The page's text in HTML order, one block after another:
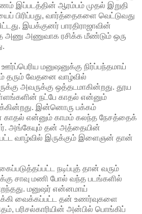
இப்படத்தின் ஆரம்பம் முதல் இறுதி
பிரிப்பது, வார்த்தைகளை வெட்டுவது
இயக்குனர் பாரதிராஜாவின்
அணுவாக ரசிக்க மீண்டும் ஒரு
மனுஷனுக்கு நிர்ப்பந்தமாய்
தரும் வேதனை வாழ்வில்
அவருக்கு ஒத்தடமாகின்றது. தூய
நட்பே காதல் என்னும்
இன்னொரு பக்கம்
என்னும் காமம் கலந்த நேசத்தைக்
அங்கேயும் தன் அத்தையின்
வாழ்வில் இருக்கும் இளைஞன் தான்
நடிப்புத் தான் வரும்
சாவு மணி போல் வந்த படங்களில்
மனுஷர் என்னமாய்
வைக்கப்பட்ட தன் உணர்வுகளை
பரிசல்காரியின் அன்பில் பொங்கிப்